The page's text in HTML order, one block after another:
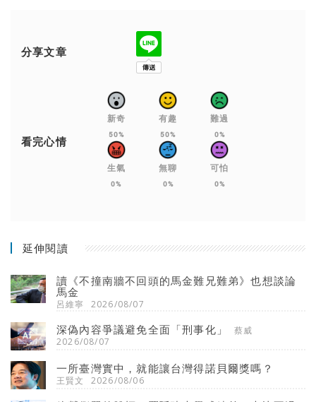
分享文章
看完心情
新奇
50%
有趣
50%
難過
0%
生氣
0%
無聊
0%
可怕
0%
延伸閱讀
讀《不撞南牆不回頭的馬金難兄難弟》也想談論
馬金
呂維寧 2026/08/07
深偽內容爭議避免全面「刑事化」
蔡威
2026/08/07
一所臺灣實中，就能讓台灣得諾貝爾獎嗎？
王賢文 2026/08/06